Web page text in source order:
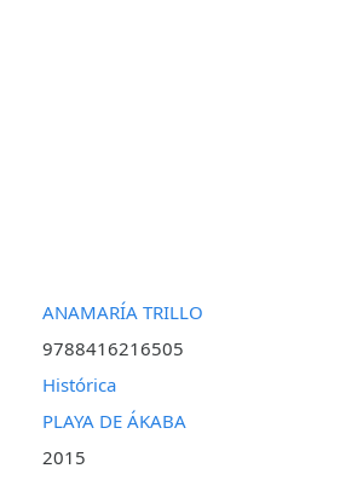
ANAMARÍA TRILLO
9788416216505
Histórica
PLAYA DE ÁKABA
2015